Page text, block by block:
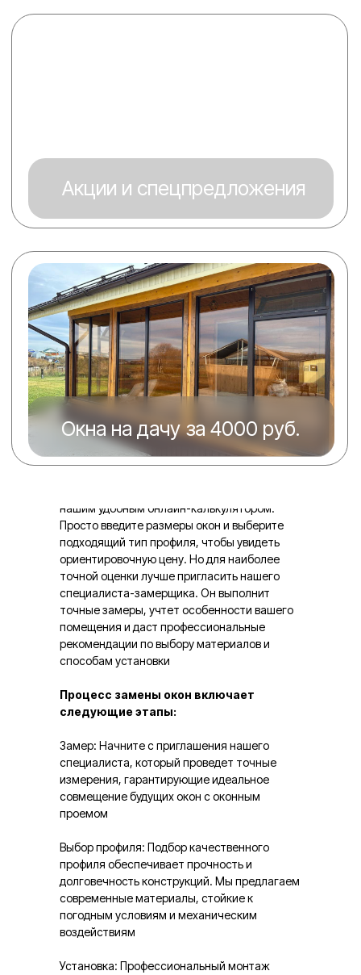
Почему стоит выбрать пластиковые
Пластиковые окна подходят для любых
помещений, обеспечивая высокий уровень
теплоизоляции и шумоподавления.
изготовленные по современным
стандартам, являются основой прочности и
надежности всей конструкции. Выбор
правильного профиля имеет определяющее
значение для долголетия окон. Сегодня
рынок предлагает широкий ассортимент
различных типов профилей, среди которых
можно выбрать оптимальный вариант
именно для вашего проекта
Как рассчитать стоимость остекления
пластиковых окон?
нашим удобным онлайн-калькулятором.
Просто введите размеры окон и выберите
подходящий тип профиля, чтобы увидеть
ориентировочную цену. Но для наиболее
точной оценки лучше пригласить нашего
специалиста-замерщика. Он выполнит
точные замеры, учтет особенности вашего
помещения и даст профессиональные
рекомендации по выбору материалов и
способам установки
Процесс замены окон включает
следующие этапы:
Замер: Начните с приглашения нашего
специалиста, который проведет точные
измерения, гарантирующие идеальное
совмещение будущих окон с оконным
проемом
Выбор профиля: Подбор качественного
профиля обеспечивает прочность и
долговечность конструкций. Мы предлагаем
современные материалы, стойкие к
погодным условиям и механическим
воздействиям
Установка: Профессиональный монтаж